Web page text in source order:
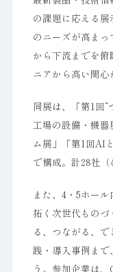
の課題に応える
のニーズが高ま
から下流までを
ニアから高い関心
同展は、「第1回
工場の設備・機器
ム展」「第1回AI
で構成。計28社（
また、4・5ホー
拓く次世代もの
る、つながる、
践・導入事例ま
う。参加企業は